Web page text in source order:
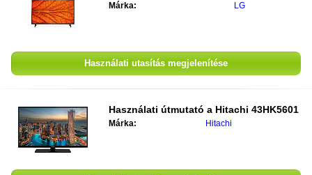
Márka: LG
Használati utasítás megjelenítése
Használati útmutató a Hitachi 43HK5601
Márka: Hitachi